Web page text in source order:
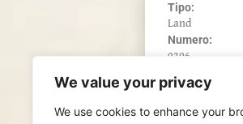
We value your privacy
We use cookies to enhance your
Tipo:
Land
Numero:
0396